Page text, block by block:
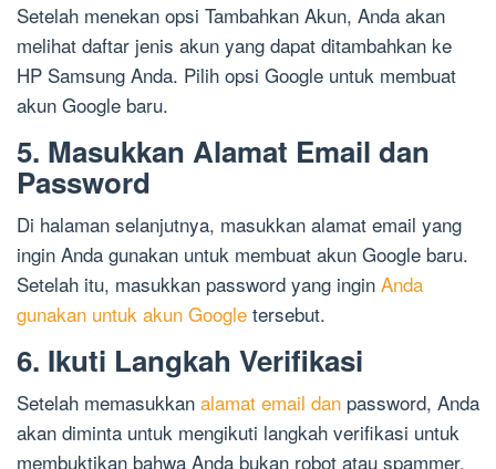
Setelah menekan opsi Tambahkan Akun, Anda akan
melihat daftar jenis akun yang dapat ditambahkan ke
HP Samsung Anda. Pilih opsi Google untuk membuat
akun Google baru.
5. Masukkan Alamat Email dan
Password
Di halaman selanjutnya, masukkan alamat email yang
ingin Anda gunakan untuk membuat akun Google baru.
Setelah itu, masukkan password yang ingin Anda
gunakan untuk akun Google tersebut.
6. Ikuti Langkah Verifikasi
Setelah memasukkan alamat email dan password, Anda
akan diminta untuk mengikuti langkah verifikasi untuk
membuktikan bahwa Anda bukan robot atau spammer.